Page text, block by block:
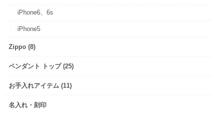
iPhone6、6s
iPhone5
Zippo (8)
ペンダント トップ (25)
お手入れアイテム (11)
名入れ・刻印